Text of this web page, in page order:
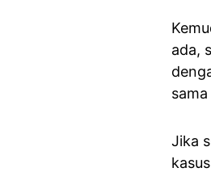
ada,
Jika